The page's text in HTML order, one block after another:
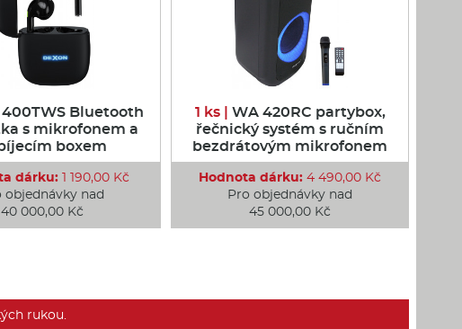
400TWS Bluetooth
s mikrofonem a
boxem
dárku: 1 190,00 Kč
objednávky nad
40 000,00 Kč
1 ks | WA 420RC partybox,
řečnický systém s ručním
bezdrátovým mikrofonem
Hodnota dárku: 4 490,00 Kč
Pro objednávky nad
45 000,00 Kč
rukou.